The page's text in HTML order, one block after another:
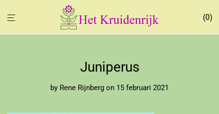
0
Juniperus
by Rene Rijnberg on 15 februari 2021